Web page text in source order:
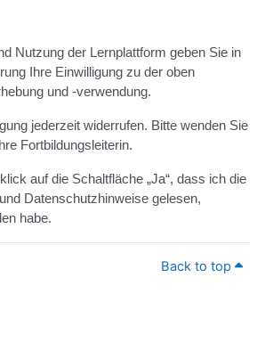
Nutzung der Lernplattform geben Sie in
Ihre Einwilligung zu der oben
und -verwendung.
jederzeit widerrufen. Bitte wenden Sie
Fortbildungsleiterin.
auf die Schaltfläche „Ja“, dass ich die
Datenschutzhinweise gelesen,
habe.
Back to top